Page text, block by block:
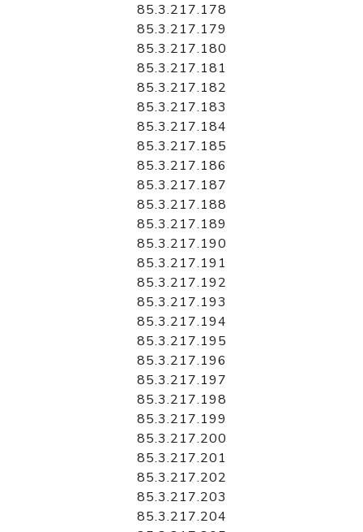
85.3.217.178
85.3.217.179
85.3.217.180
85.3.217.181
85.3.217.182
85.3.217.183
85.3.217.184
85.3.217.185
85.3.217.186
85.3.217.187
85.3.217.188
85.3.217.189
85.3.217.190
85.3.217.191
85.3.217.192
85.3.217.193
85.3.217.194
85.3.217.195
85.3.217.196
85.3.217.197
85.3.217.198
85.3.217.199
85.3.217.200
85.3.217.201
85.3.217.202
85.3.217.203
85.3.217.204